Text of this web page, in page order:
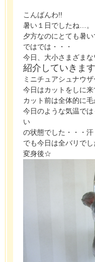
こんばんわ!!
暑い１日でしたね…。
夕方なのにとても暑
ではでは・・・
今日、大小さまざま
紹介していきま
ミニチュアシュナウ
今日はカットをしに来
カット前は全体的に毛
今日のような気温で
い
の状態でした・・・汗
でも今日は全バリでし
変身後☆